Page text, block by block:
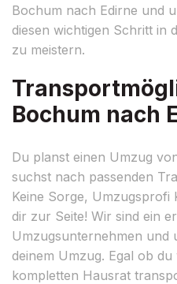
Bochum nach Edirne und
diesen wichtigen Schritt in
zu meistern.
Bochum nach
Du planst einen Umzug
suchst nach passenden
Keine Sorge,
dir zur Seite! Wir sind ein
Umzugsunternehmen und
deinem Umzug. Egal ob
kompletten Hausrat